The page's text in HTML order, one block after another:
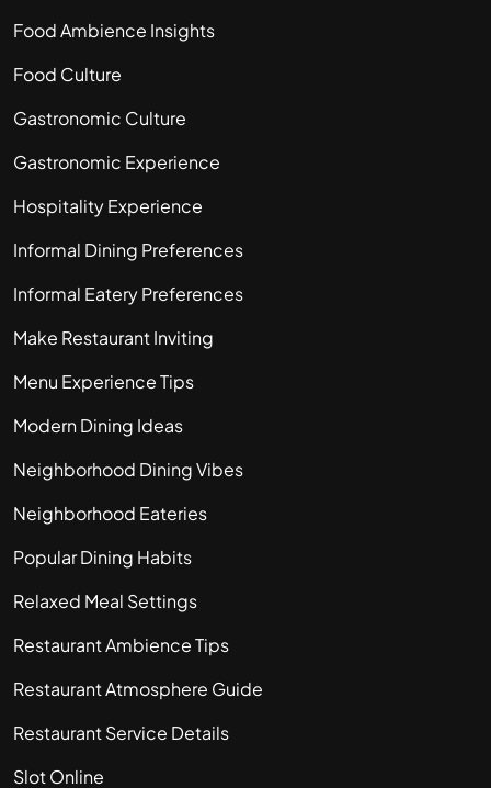
Food Ambience Insights
Food Culture
Gastronomic Culture
Gastronomic Experience
Hospitality Experience
Informal Dining Preferences
Informal Eatery Preferences
Make Restaurant Inviting
Menu Experience Tips
Modern Dining Ideas
Neighborhood Dining Vibes
Neighborhood Eateries
Popular Dining Habits
Relaxed Meal Settings
Restaurant Ambience Tips
Restaurant Atmosphere Guide
Restaurant Service Details
Slot Online